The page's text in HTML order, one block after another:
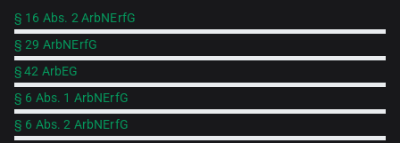
§ 16 Abs. 2 ArbNErfG
§ 29 ArbNErfG
§ 42 ArbEG
§ 6 Abs. 1 ArbNErfG
§ 6 Abs. 2 ArbNErfG